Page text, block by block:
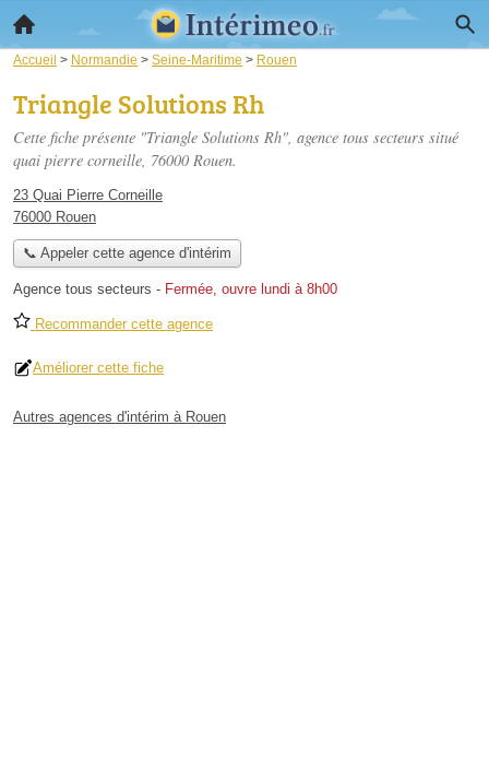
Accueil > Normandie > Seine-Maritime > Rouen
Triangle Solutions Rh
Cette fiche présente "Triangle Solutions Rh", agence tous secteurs situé
quai pierre corneille, 76000 Rouen.
23 Quai Pierre Corneille
76000 Rouen
📞 Appeler cette agence d'intérim
Agence tous secteurs - Fermée, ouvre lundi à 8h00
Recommander cette agence
Améliorer cette fiche
Autres agences d'intérim à Rouen